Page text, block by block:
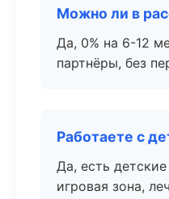
Можно ли в
Да, 0% на 6-12
партнёры, без
Работаете с
Да, есть
игровая зона,